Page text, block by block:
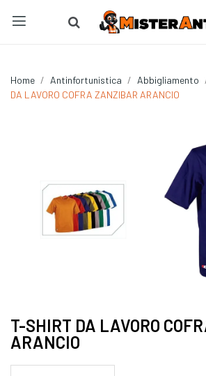
Home Antinfortunistica Abbigliamento
DA LAVORO COFRA ZANZIBAR ARANCIO
T-SHIRT DA LAVORO
ARANCIO